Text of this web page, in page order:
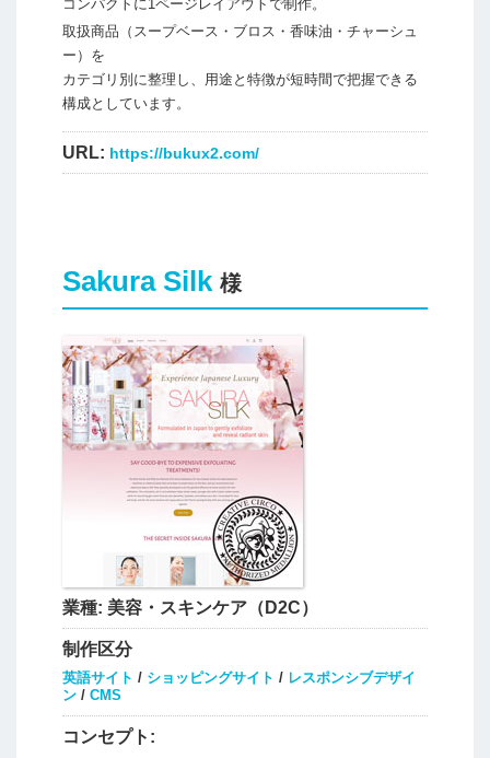
コンパクトに1ページレイアウトで制作。
取扱商品（スープベース・ブロス・香味油・チャーシュ
ー）を
カテゴリ別に整理し、用途と特徴が短時間で把握できる
構成としています。
URL: https://bukux2.com/
Sakura Silk 様
業種: 美容・スキンケア（D2C）
制作区分
英語サイト / ショッピングサイト / レスポンシブデザイ
ン/ CMS
コンセプト: